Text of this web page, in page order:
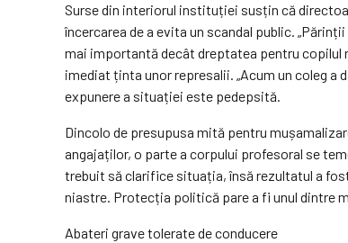
Surse din interiorul instituției susțin că
încercarea de a evita un scandal public.
mai importantă decât dreptatea pentru copilul
imediat ținta unor represalii. „Acum un coleg
expunere a situației este pedepsită.
Dincolo de presupusa mită pentru
angajaților, o parte a corpului profesoral se
trebuit să clarifice situația, însă rezultatul a
niastre. Protecția politică pare a fi unul dintre
Abateri grave tolerate de conducere